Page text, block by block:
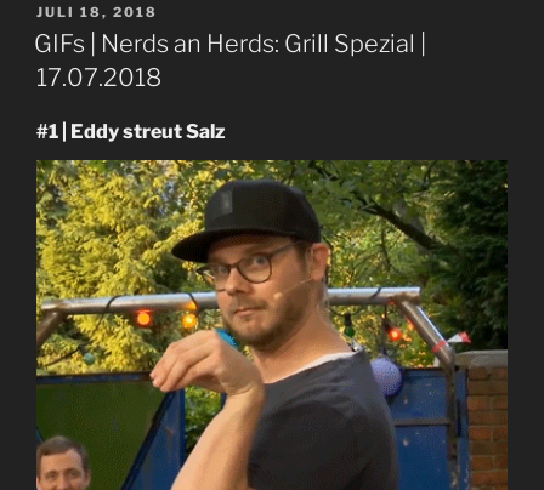
VERÖFFENTLICHT
AM
JULI 18, 2018
GIFs | Nerds an Herds: Grill Spezial |
17.07.2018
#1 | Eddy streut Salz